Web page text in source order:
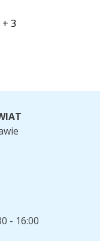
+ 3
- 16:00